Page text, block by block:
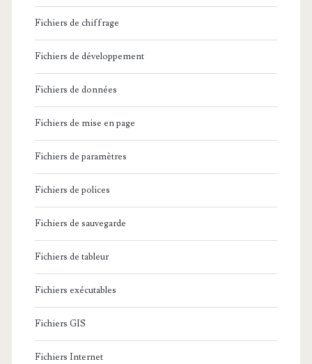
Fichiers de chiffrage
Fichiers de développement
Fichiers de données
Fichiers de mise en page
Fichiers de paramètres
Fichiers de polices
Fichiers de sauvegarde
Fichiers de tableur
Fichiers exécutables
Fichiers GIS
Fichiers Internet